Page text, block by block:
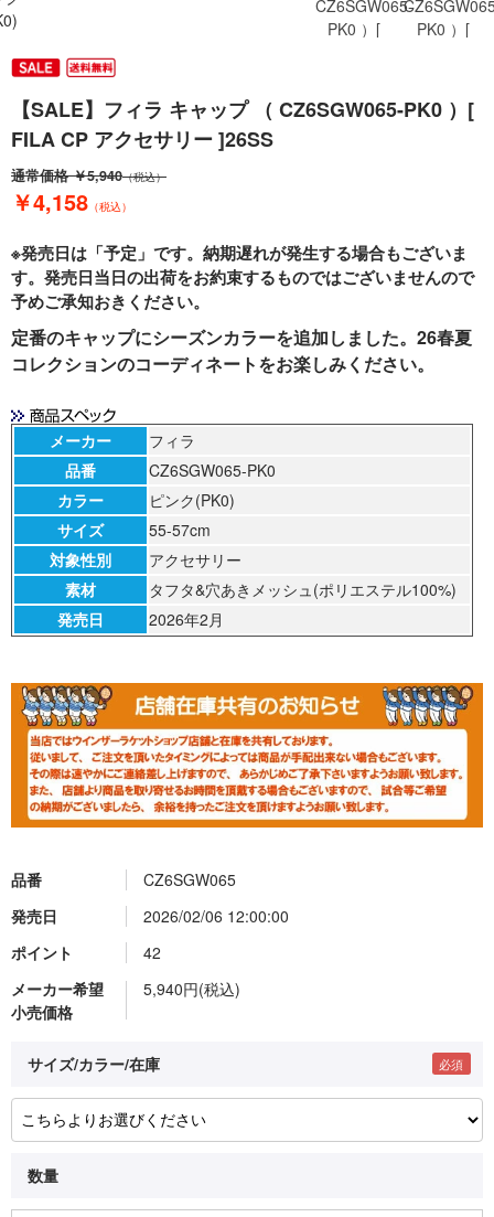
【SALE】フィラ キャップ （ CZ6SGW065-PK0 ）[
FILA CP アクセサリー ]26SS
※発売日は「予定」です。納期遅れが発生する場合もございま
す。発売日当日の出荷をお約束するものではございませんので
予めご承知おきください。
￥4,158 （税込）
通常価格￥5,940（税込）
品番
CZ6SGW065
発売日
2026/02/06 12:00:00
ポイント
42
メーカー希望
小売価格
5,940円(税込)
サイズ/カラー/在庫
定番のキャップにシーズンカラーを追加しました。26春夏
コレクションのコーディネートをお楽しみください。
メーカー
フィラ
品番
CZ6SGW065-PK0
カラー
ピンク(PK0)
サイズ
55-57cm
対象性別
アクセサリー
素材
タフタ&穴あきメッシュ(ポリエステル100%)
発売日
2026年2月